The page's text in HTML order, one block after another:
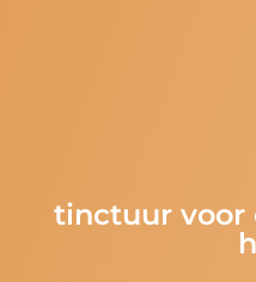
tinctuur voor